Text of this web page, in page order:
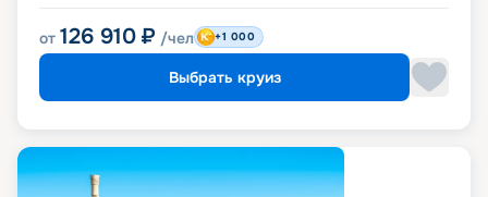
от 126 910 ₽ /чел +1 000
Выбрать круиз